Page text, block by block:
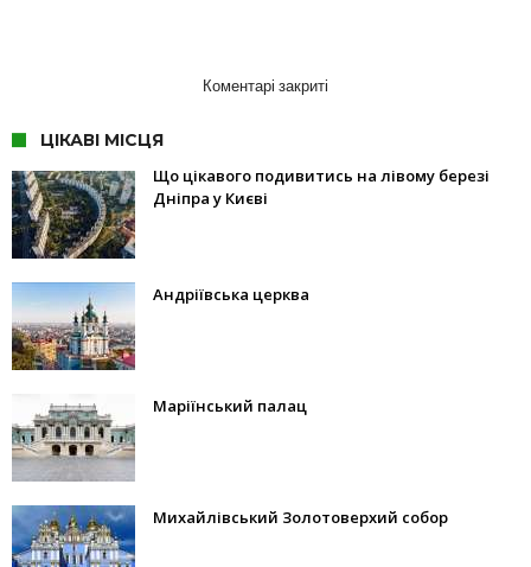
Коментарі закриті
ЦІКАВІ МІСЦЯ
Що цікавого подивитись на лівому березі
Дніпра у Києві
Андріївська церква
Маріїнський палац
Михайлівський Золотоверхий собор